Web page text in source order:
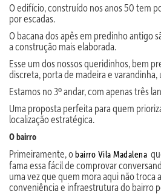
O edifício, construído nos anos 50 tem
por escadas.
O bacana dos apês em predinho antigo
a construção mais elaborada.
Esse um dos nossos queridinhos, bem
discreta, porta de madeira e
Estamos no 3º andar, com apenas três
Uma proposta perfeita para quem
localização estratégica.
O bairro
Primeiramente, obairro Vila Madalena
fama essa fácil de comprovar
uma vez que quem mora aqui não troca
conveniência e infraestrutura do bairro